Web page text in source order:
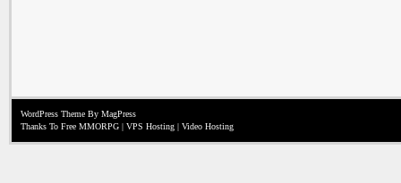
WordPress Theme By MagPress
Thanks To Free MMORPG | VPS Hosting | Video Hosting